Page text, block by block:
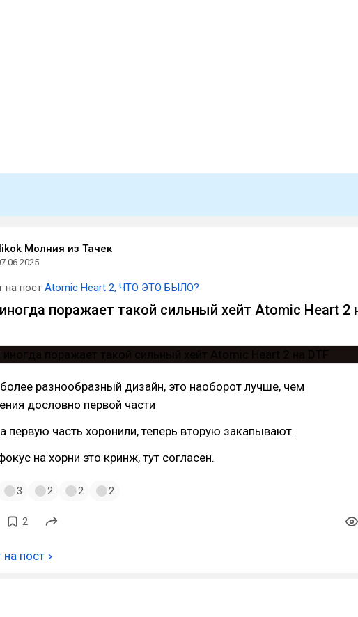
Молния из Тачек
на пост Atomic Heart 2, ЧТО ЭТО БЫЛО?
поражает такой сильный хейт Atomic Heart 2
разнообразный дизайн, это наоборот лучше, чем
дословно первой части
первую часть хоронили, теперь вторую закапывают.
на хорни это кринж, тут согласен.
3 2 2 2
2
на пост